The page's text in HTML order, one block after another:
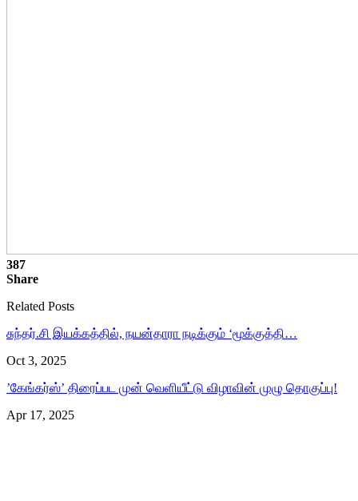
387
Share
Related Posts
சுந்தர்.சி இயக்கத்தில், நயன்தாரா நடிக்கும் ‘மூக்குத்தி…
Oct 3, 2025
’கேங்கர்ஸ்’ திரைப்பட முன் வெளியீட்டு விழாவின் முழு தொகுப்பு!
Apr 17, 2025